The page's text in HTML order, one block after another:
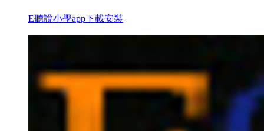
E聽說小學app下載安裝